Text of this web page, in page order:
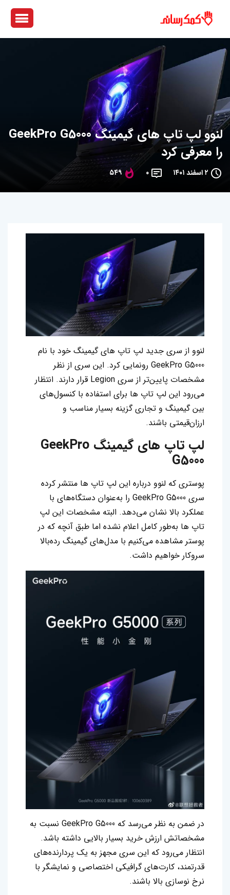
لنوو لپ‌ تاپ‌ های گیمینگ GeekPro G5000
را معرفی کرد
۲ اسفند ۱۴۰۱ ۰ ۵۴۹
لنوو از سری جدید لپ‌ تاپ‌ های گیمینگ خود با نام
GeekPro G5000 رونمایی کرد. این سری از نظر
مشخصات پایین‌تر از سری Legion قرار دارند. انتظار
می‌رود این لپ‌ تاپ‌ ها برای استفاده با کنسول‌های
بین گیمینگ و تجاری گزینه بسیار مناسب و
ارزان‌قیمتی باشند.
لپ تاپ‌ های گیمینگ GeekPro
G5000
پوستری که لنوو درباره این لپ‌ تاپ‌ ها منتشر کرده
سری GeekPro G5000 را به‌عنوان دستگاه‌های با
عملکرد بالا نشان می‌دهد. البته مشخصات این لپ‌
تاپ‌ ها به‌طور کامل اعلام نشده اما طبق آنچه که در
پوستر مشاهده می‌کنیم با مدل‌های گیمینگ رده‌بالا
سروکار خواهیم داشت.
در ضمن به نظر می‌رسد که GeekPro G5000 نسبت به
مشخصاتش ارزش خرید بسیار بالایی داشته باشد.
انتظار می‌رود که این سری مجهز به یک پردارنده‌های
قدرتمند، کارت‌های گرافیکی اختصاصی و نمایشگر با
نرخ نوسازی بالا باشند.